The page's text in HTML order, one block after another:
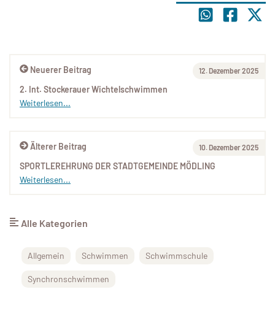
Älterer Beitrag 10. Dezember 2025
SPORTLEREHRUNG DER STADTGEMEINDE MÖDLING
Weiterlesen...
Neuerer Beitrag 12. Dezember 2025
2. Int. Stockerauer Wichtelschwimmen
Weiterlesen...
Alle Kategorien
Allgemein Schwimmen Schwimmschule
Synchronschwimmen